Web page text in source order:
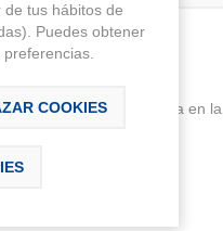
con luz LED integrada en
tus hábitos de
Puedes obtener
COOKIES